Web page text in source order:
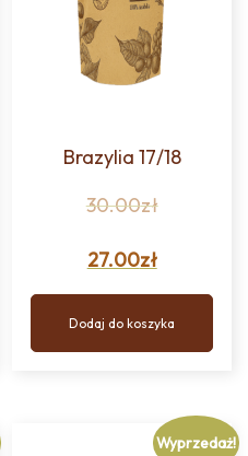
Brazylia 17/18
30.00zł
27.00zł
Dodaj do koszyka
Wyprzedaż!